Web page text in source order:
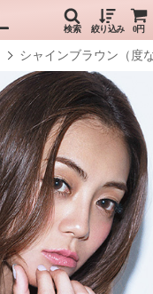
検索 絞り込み 0円
シャインブラウン（度